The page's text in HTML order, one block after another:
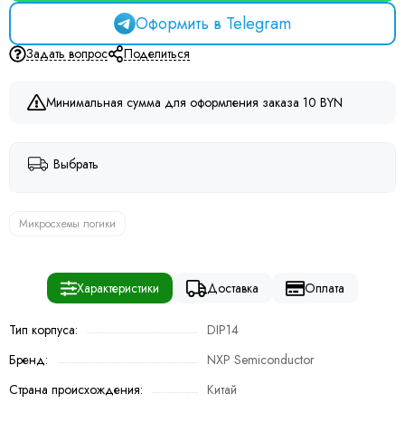
Оформить в Telegram
Задать вопрос Поделиться
Минимальная сумма для оформления заказа 10 BYN
Выбрать
Микросхемы логики
Характеристики Доставка Оплата
Тип корпуса:
DIP14
Бренд:
NXP Semiconductor
Страна происхождения:
Китай